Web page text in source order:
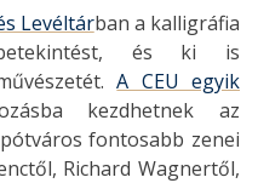
Levéltárban a kalligráfia
és ki is
A CEU egyik
kezdhetnek az
fontosabb zenei
Richard Wagnertől,